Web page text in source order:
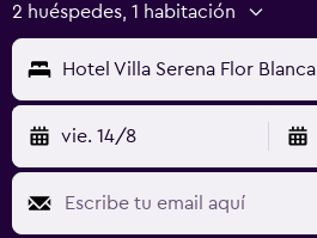
2 huéspedes, 1 habitación
Hotel Villa Serena Flor Blanca
vie. 14/8